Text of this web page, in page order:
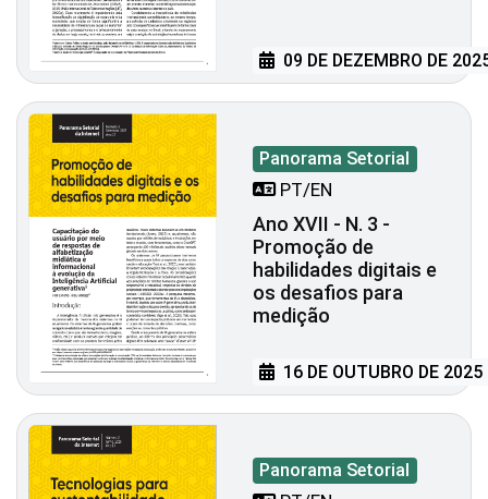
09 DE DEZEMBRO DE
Panorama Setorial
PT/EN
Ano XVII - N. 3 -
Promoção de
habilidades digitais e
os desafios para
medição
16 DE OUTUBRO DE 2025
Panorama Setorial